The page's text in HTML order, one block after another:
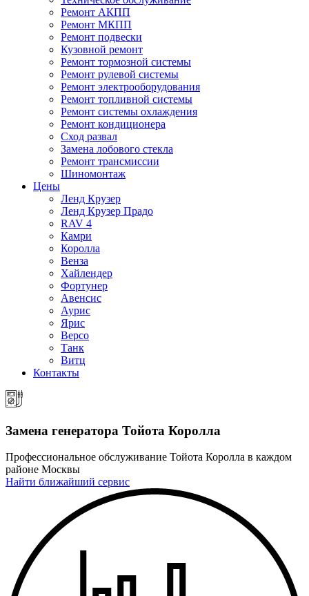
Ремонт АКПП
Ремонт МКПП
Ремонт подвески
Кузовной ремонт
Ремонт тормозной системы
Ремонт рулевой системы
Ремонт электрооборудования
Ремонт топливной системы
Ремонт системы охлаждения
Ремонт кондиционера
Сход развал
Замена лобового стекла
Ремонт трансмиссии
Шиномонтаж
Цены
Ленд Крузер
Ленд Крузер Прадо
RAV 4
Камри
Королла
Венза
Хайлендер
Фортунер
Авенсис
Аурис
Ярис
Версо
Танк
Витц
Контакты
Замена генератора Тойота Королла
Профессиональное обслуживание Тойота Королла в каждом
районе Москвы
Найти ближайший сервис